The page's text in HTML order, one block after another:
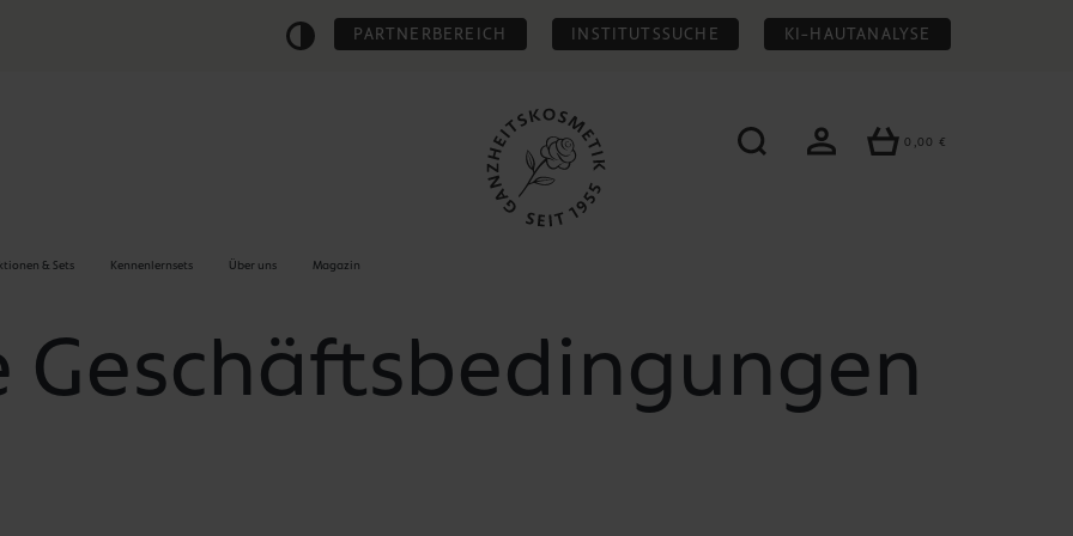
PARTNERBEREICH INSTITUTSSUCHE KI-HAUTANALYSE
0,00 €
& Sets Kennenlernsets Über uns Magazin
Geschäftsbedingungen